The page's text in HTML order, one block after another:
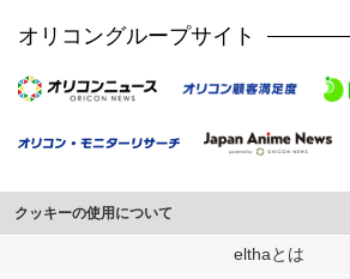
オリコングループサイト
クッキーの使用について
このサイトでは Cookie を使用して、ユーザーに合
elthaとは